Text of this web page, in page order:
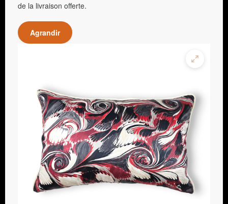
de la livraison offerte.
Agrandir